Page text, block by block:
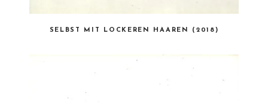
SELBST MIT LOCKEREN HAAREN (2018)